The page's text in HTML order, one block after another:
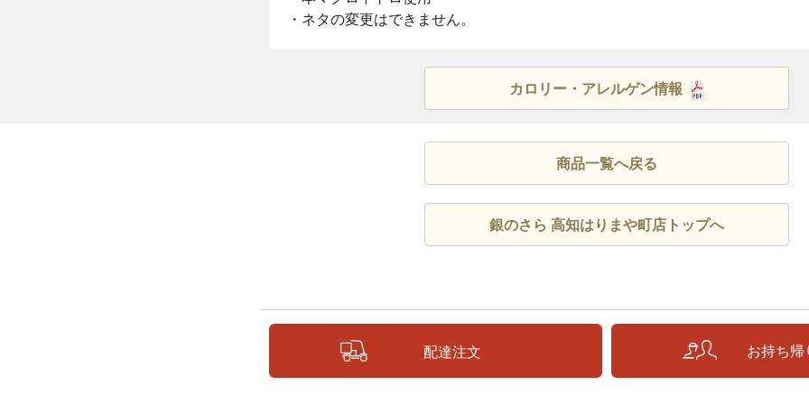
・ネタの変更はできません。
カロリー・アレルゲン情報
商品一覧へ戻る
銀のさら 高知はりまや町店トップへ
配達注文 お持ち帰